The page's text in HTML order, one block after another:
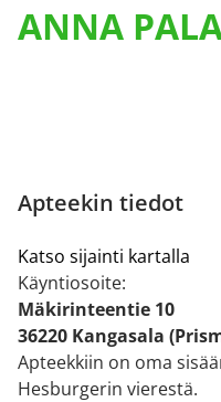
ANNA
Apteekin tiedot
Katso sijainti kartalla
Käyntiosoite:
Mäkirinteentie 10
36220 Kangasala
Apteekkiin on oma
Hesburgerin vierestä.